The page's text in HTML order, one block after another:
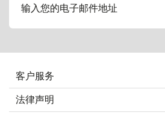
输入您的电子邮件地址
客户服务
法律声明